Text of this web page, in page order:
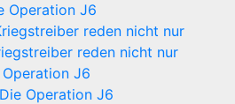
Operation J6
reden nicht nur
reden nicht nur
Operation J6
Die Operation J6